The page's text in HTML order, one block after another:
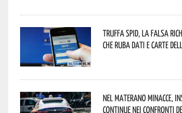
Truffa Spid, la falsa
che ruba dati e carte
Nel materano minacce,
continue nei confronti